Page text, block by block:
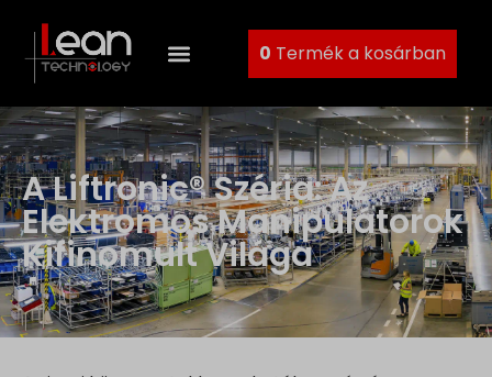
0 Termék a kosárban
A Liftronic® Széria: Az
Elektromos Manipulátorok
Kifinomult Világa